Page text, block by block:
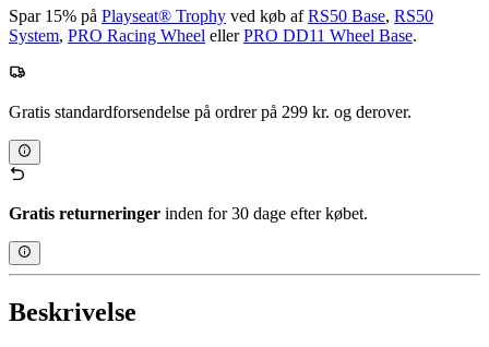
Spar 15% på Playseat® Trophy ved køb afRS50 Base, RS50
System, PRO Racing Wheel ellerPRO DD11 Wheel Base.
Gratis standardforsendelse på ordrer på 299 kr. og derover.
Gratis returneringer inden for 30 dage efter købet.
Beskrivelse